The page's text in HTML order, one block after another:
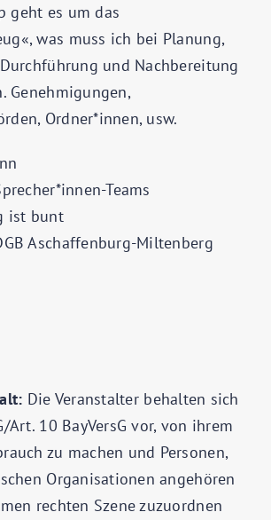
geht es um das
was muss ich bei Planung,
und Nachbereitung
Genehmigungen,
Ordner*innen, usw.
Teams
ist bunt
Aschaffenburg-Miltenberg
Die Veranstalter behalten sich
Art. 10 BayVersG vor, von ihrem
zu machen und Personen,
Organisationen angehören
rechten Szene zuzuordnen